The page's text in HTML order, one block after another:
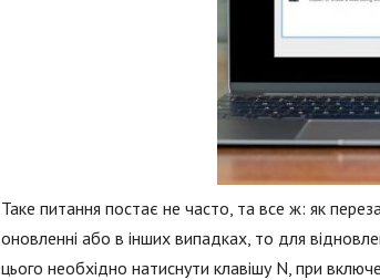
Таке питання постає не часто, та все ж: як
оновленні або в інших випадках, то для
цього необхідно натиснути клавішу N, при